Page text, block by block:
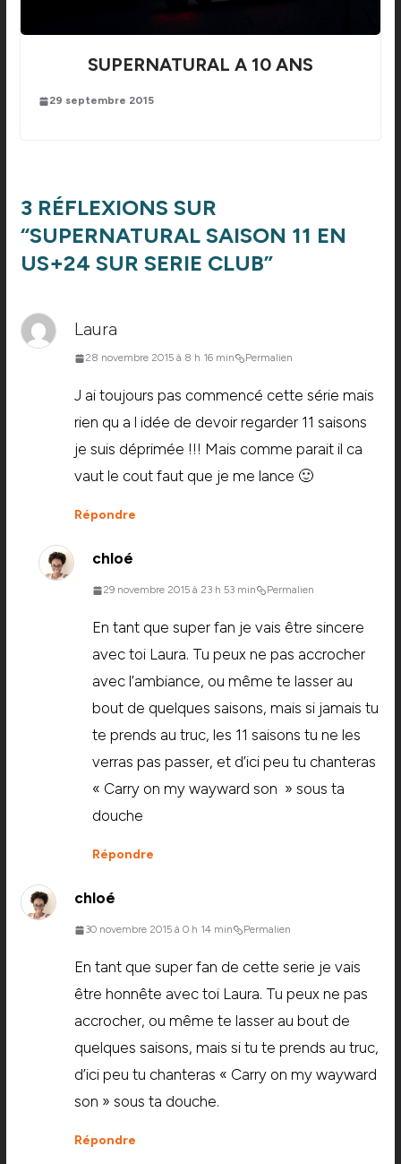
SUPERNATURAL A 10 ANS
29 septembre 2015
3 RÉFLEXIONS SUR
“SUPERNATURAL SAISON 11 EN
US+24 SUR SERIE CLUB”
Laura
28 novembre 2015 à 8 h 16 min Permalien
J ai toujours pas commencé cette série mais
rien qu a l idée de devoir regarder 11 saisons
je suis déprimée !!! Mais comme parait il ca
vaut le cout faut que je me lance 🙂
Répondre
chloé
29 novembre 2015 à 23 h 53 min Permalien
En tant que super fan je vais être sincere
avec toi Laura. Tu peux ne pas accrocher
avec l’ambiance, ou même te lasser au
bout de quelques saisons, mais si jamais tu
te prends au truc, les 11 saisons tu ne les
verras pas passer, et d’ici peu tu chanteras
« Carry on my wayward son » sous ta
douche
Répondre
chloé
30 novembre 2015 à 0 h 14 min Permalien
En tant que super fan de cette serie je vais
être honnête avec toi Laura. Tu peux ne pas
accrocher, ou même te lasser au bout de
quelques saisons, mais si tu te prends au truc,
d’ici peu tu chanteras « Carry on my wayward
son » sous ta douche.
Répondre